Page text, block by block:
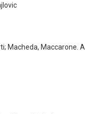
Macheda, Maccarone. A